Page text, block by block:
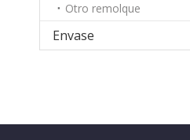
Otro remolque
Envase